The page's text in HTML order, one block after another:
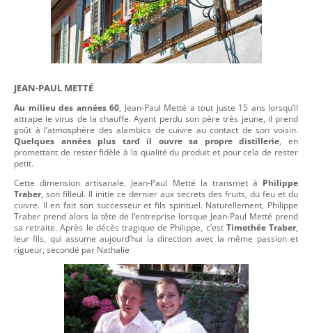
JEAN-PAUL METTÉ
Au milieu des années 60, Jean-Paul Metté a tout juste 15 ans lorsqu’il
attrape le virus de la chauffe. Ayant perdu son père très jeune, il prend
goût à l’atmosphère des alambics de cuivre au contact de son voisin.
Quelques années plus tard il ouvre sa propre distillerie, en
promettant de rester fidèle à la qualité du produit et pour cela de rester
petit.
Cette dimension artisanale, Jean-Paul Metté la transmet à Philippe
Traber, son filleul. Il initie ce dernier aux secrets des fruits, du feu et du
cuivre. Il en fait son successeur et fils spirituel. Naturellement, Philippe
Traber prend alors la tête de l’entreprise lorsque Jean-Paul Metté prend
sa retraite. Après le décès tragique de Philippe, c’est Timothée Traber,
leur fils, qui assume aujourd’hui la direction avec la même passion et
rigueur, secondé par Nathalie